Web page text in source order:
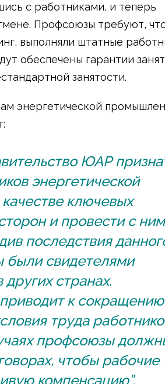
с работниками, и теперь
Профсоюзы требуют,
выполняли штатные
обеспечены гарантии
занятости.
энергетической
ЮАР
энергетической
ключевых
и провести с
последствия
свидетелями
странах.
к
труда
профсоюзы
чтобы рабочие
компенсацию”.